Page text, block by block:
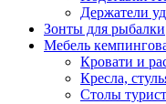
Держатели
Зонты для рыбалки
Мебель
Кровати и
Кресла,
Столы